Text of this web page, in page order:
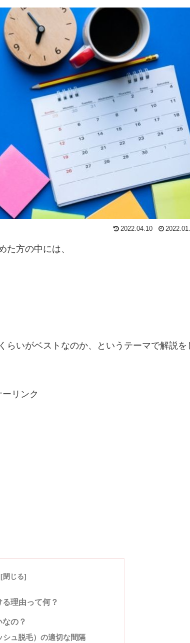
2022.04.10
た方の中には、
らいがベストなのか、というテーマで解説を
ーリンク
理由って何？
の？
シュ脱毛）の適切な間隔